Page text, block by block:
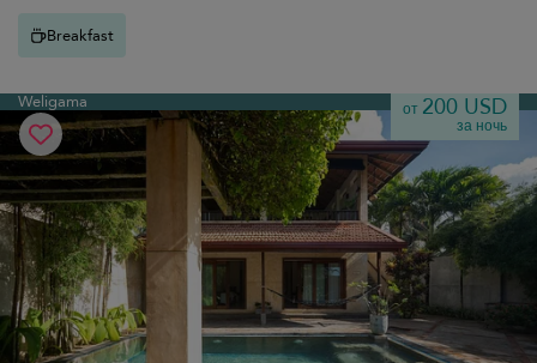
Breakfast
Weligama от 200 USD
за ночь